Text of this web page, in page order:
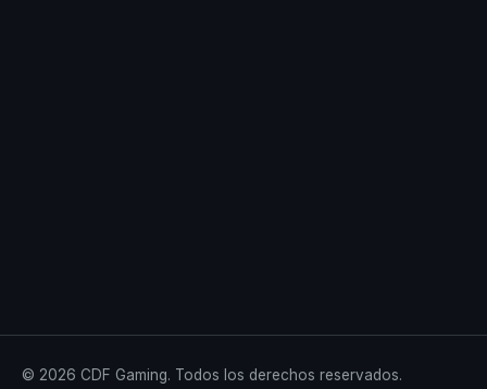
© 2026 CDF Gaming. Todos los derechos reservados.